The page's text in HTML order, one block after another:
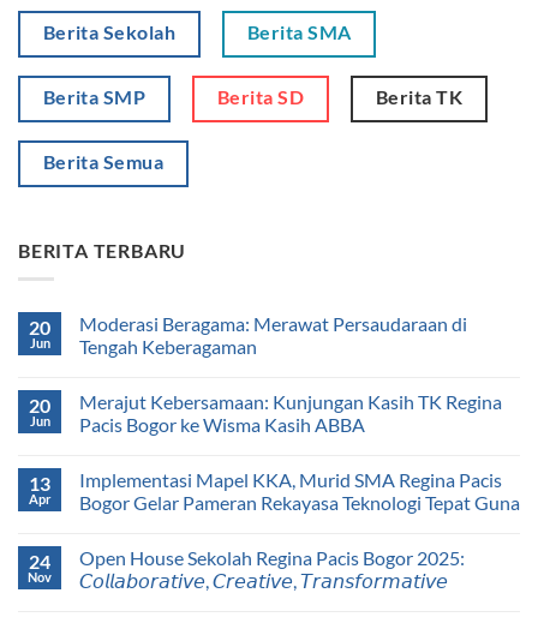
Berita Sekolah Berita SMA
Berita SMP Berita SD Berita TK
Berita Semua
BERITA TERBARU
20
Jun
Moderasi Beragama: Merawat Persaudaraan di
Tengah Keberagaman
20
Jun
Merajut Kebersamaan: Kunjungan Kasih TK Regina
Pacis Bogor ke Wisma Kasih ABBA
13
Apr
Implementasi Mapel KKA, Murid SMA Regina Pacis
Bogor Gelar Pameran Rekayasa Teknologi Tepat Guna
24
Nov
Open House Sekolah Regina Pacis Bogor 2025:
𝘊𝘰𝘭𝘭𝘢𝘣𝘰𝘳𝘢𝘵𝘪𝘷𝘦, 𝘊𝘳𝘦𝘢𝘵𝘪𝘷𝘦, 𝘛𝘳𝘢𝘯𝘴𝘧𝘰𝘳𝘮𝘢𝘵𝘪𝘷𝘦